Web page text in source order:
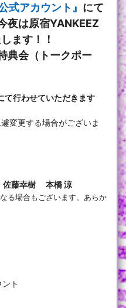
式アカウント』 にて
夜は原宿YANKEEZ
ます！！
典会（トークポー
行わせていただきます
変更する場合がございま
藤幸樹 本橋 涼
る場合もございます。あらか
ト